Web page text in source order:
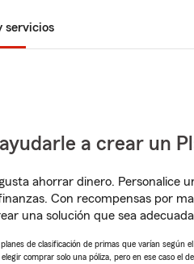
servicios
a crear un
ahorrar dinero. Personalice
Con recompensas por
una solución que sea
de clasificación de primas que varían según
comprar solo una póliza, pero en ese caso el